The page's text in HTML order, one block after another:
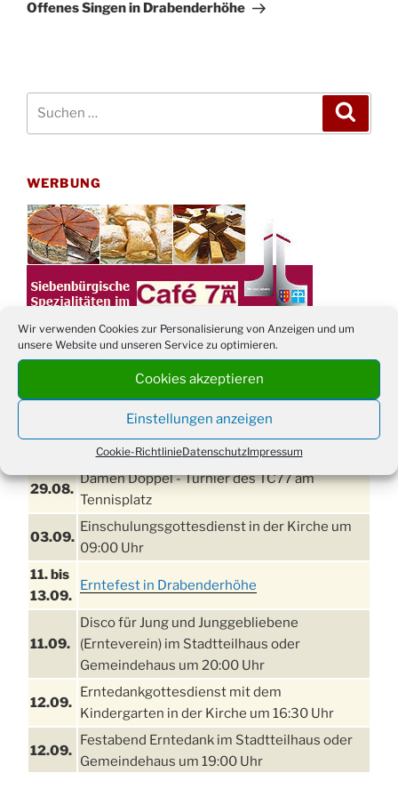
Wir verwenden Cookies zur Personalisierung von Anzeigen und um
unsere Website und unseren Service zu optimieren.
Cookies akzeptieren
Einstellungen anzeigen
Cookie-RichtlinieDatenschutzImpressum
Offenes Singen in Drabenderhöhe
WERBUNG
TERMINE
Sommerfreizeit der Ev. Jugend in Berlin für
Kinder ab 13 Jahren
29.08.
Damen Doppel - Turnier des TC77 am
Tennisplatz
03.09.
Einschulungsgottesdienst in der Kirche um
09:00 Uhr
11. bis
13.09.
Erntefest in Drabenderhöhe
11.09.
Disco für Jung und Junggebliebene
(Ernteverein) im Stadtteilhaus oder
Gemeindehaus um 20:00 Uhr
12.09.
Erntedankgottesdienst mit dem
Kindergarten in der Kirche um 16:30 Uhr
12.09.
Festabend Erntedank im Stadtteilhaus oder
Gemeindehaus um 19:00 Uhr